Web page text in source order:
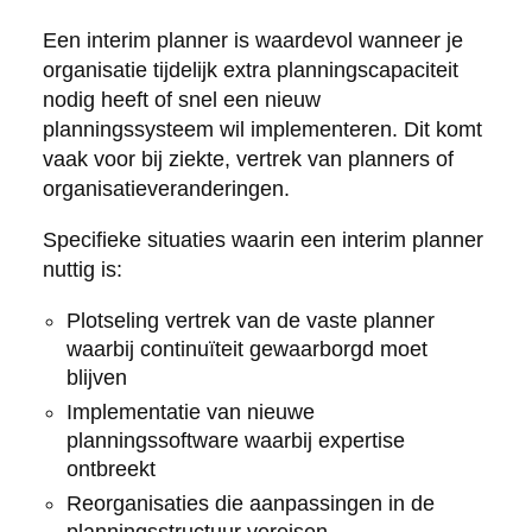
Een interim planner is waardevol wanneer je
organisatie tijdelijk extra planningscapaciteit
nodig heeft of snel een nieuw
planningssysteem wil implementeren. Dit komt
vaak voor bij ziekte, vertrek van planners of
organisatieveranderingen.
Specifieke situaties waarin een interim planner
nuttig is:
Plotseling vertrek van de vaste planner
waarbij continuïteit gewaarborgd moet
blijven
Implementatie van nieuwe
planningssoftware waarbij expertise
ontbreekt
Reorganisaties die aanpassingen in de